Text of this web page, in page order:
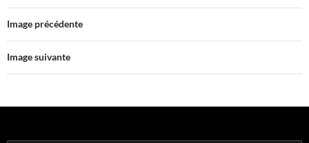
Image précédente
Image suivante